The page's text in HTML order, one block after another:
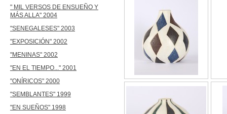
" MIL VERSOS DE ENSUEÑO Y
MÁS ALLA" 2004
"SENEGALESES" 2003
"EXPOSICIÓN" 2002
"MENINAS" 2002
"EN EL TIEMPO..." 2001
"ONÍRICOS" 2000
"SEMBLANTES" 1999
"EN SUEÑOS" 1998